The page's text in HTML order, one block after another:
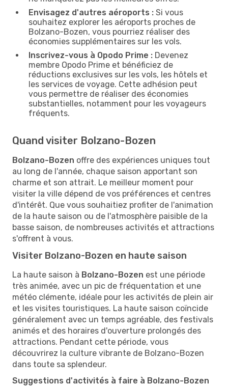
Envisagez d'autres aéroports : Si vous
souhaitez explorer les aéroports proches de
Bolzano-Bozen, vous pourriez réaliser des
économies supplémentaires sur les vols.
Inscrivez-vous à Opodo Prime : Devenez
membre Opodo Prime et bénéficiez de
réductions exclusives sur les vols, les hôtels et
les services de voyage. Cette adhésion peut
vous permettre de réaliser des économies
substantielles, notamment pour les voyageurs
fréquents.
Quand visiter Bolzano-Bozen
Bolzano-Bozen offre des expériences uniques tout
au long de l'année, chaque saison apportant son
charme et son attrait. Le meilleur moment pour
visiter la ville dépend de vos préférences et centres
d'intérêt. Que vous souhaitiez profiter de l'animation
de la haute saison ou de l'atmosphère paisible de la
basse saison, de nombreuses activités et attractions
s'offrent à vous.
Visiter Bolzano-Bozen en haute saison
La haute saison à Bolzano-Bozen est une période
très animée, avec un pic de fréquentation et une
météo clémente, idéale pour les activités de plein air
et les visites touristiques. La haute saison coïncide
généralement avec un temps agréable, des festivals
animés et des horaires d'ouverture prolongés des
attractions. Pendant cette période, vous
découvrirez la culture vibrante de Bolzano-Bozen
dans toute sa splendeur.
Suggestions d'activités à faire à Bolzano-Bozen